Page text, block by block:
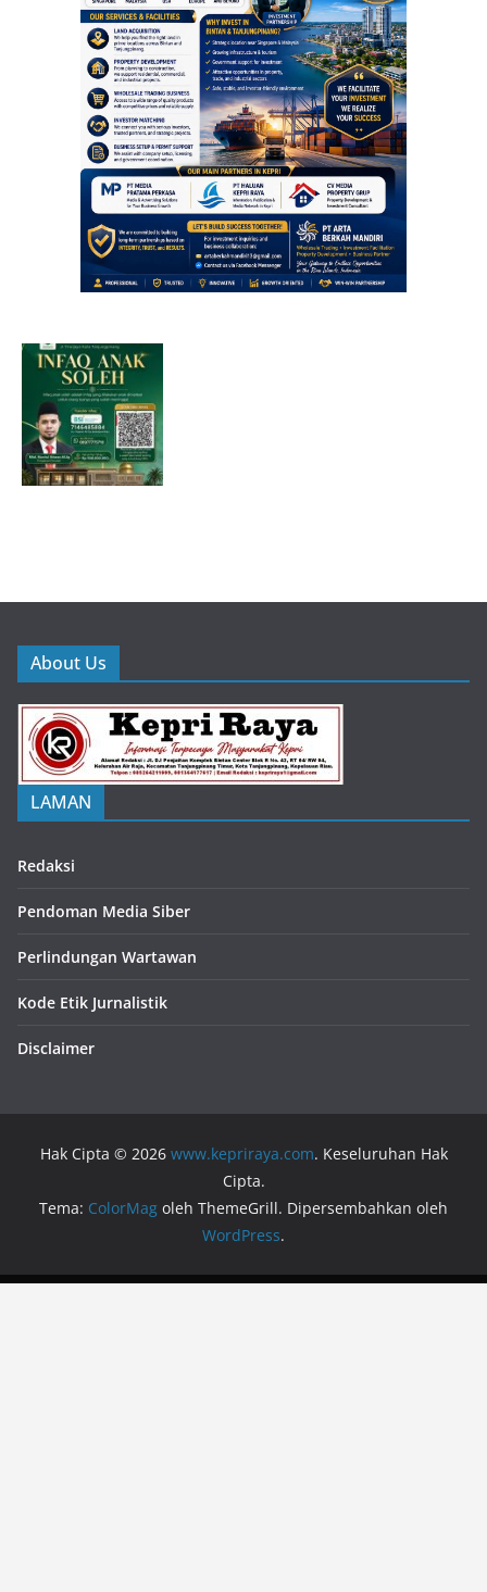
About Us
LAMAN
Redaksi
Pendoman Media Siber
Perlindungan Wartawan
Kode Etik Jurnalistik
Disclaimer
Hak Cipta © 2026 www.kepriraya.com. Keseluruhan Hak
Cipta.
Tema: ColorMag oleh ThemeGrill. Dipersembahkan oleh
WordPress.